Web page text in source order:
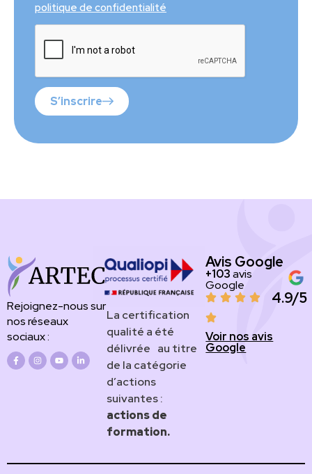
politique de confidentialité
S’inscrire
Rejoignez-nous sur
nos réseaux
sociaux :
​​​La certification
qualité a été
délivrée au titre
de la catégorie
d’actions
suivantes :
actions de
formation.
Avis Google
+103avis
Google
4.9/5
Voir nos avis
Google